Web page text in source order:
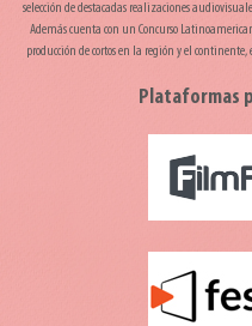
selección de destacadas realizaciones
Además cuenta con un Concurso
producción de cortos en la región y el
Plataformas